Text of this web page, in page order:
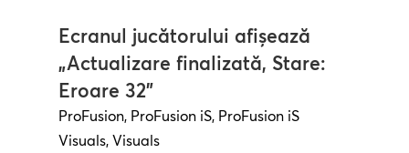
Ecranul jucătorului afișează
„Actualizare finalizată, Stare:
Eroare 32”
ProFusion, ProFusion iS, ProFusion iS
Visuals, Visuals